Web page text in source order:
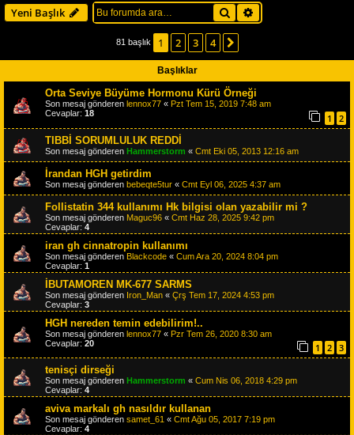
Yeni Başlık Ara
81 başlık 1 2 3 4
Başlıklar
Orta Seviye Büyüme Hormonu Kürü Örneği
Son mesaj gönderen lennox77 « Pzt Tem 15, 2019 7:48 am
Cevaplar: 18 1
2
TIBBİ SORUMLULUK REDDİ
Son mesaj gönderen Hammerstorm « Cmt Eki 05, 2013 12:16 am
İrandan HGH getirdim
Son mesaj gönderen bebeqte5tur « Cmt Eyl 06, 2025 4:37 am
Follistatin 344 kullanımı Hk bilgisi olan yazabilir mi ?
Son mesaj gönderen Maguc96 « Cmt Haz 28, 2025 9:42 pm
Cevaplar: 4
iran gh cinnatropin kullanımı
Son mesaj gönderen Blackcode « Cum Ara 20, 2024 8:04 pm
Cevaplar: 1
İBUTAMOREN MK-677 SARMS
Son mesaj gönderen Iron_Man « Çrş Tem 17, 2024 4:53 pm
Cevaplar: 3
HGH nereden temin edebilirim!..
Son mesaj gönderen lennox77 « Pzr Tem 26, 2020 8:30 am
Cevaplar: 20 1 2 3
tenisçi dirseği
Son mesaj gönderen Hammerstorm « Cum Nis 06, 2018 4:29 pm
Cevaplar: 4
aviva markalı gh nasıldır kullanan
Son mesaj gönderen samet_61 « Cmt Ağu 05, 2017 7:19 pm
Cevaplar: 4